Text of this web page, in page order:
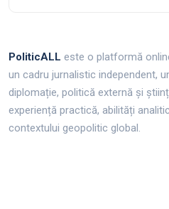
PoliticALL este o platformă
un cadru jurnalistic independent,
diplomație, politică externă și
experiență practică, abilități
contextului geopolitic global.